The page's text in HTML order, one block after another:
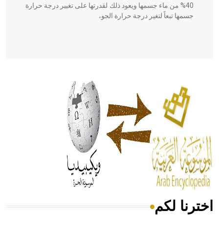
40% من ماء جسمها ويعود ذلك لقدرتها على تغيير درجة حرارة
جسمها تبعاً لتغير درجة حرارة الجو،
الحكم، الأدلة، تنظيم التغذية، ورسالته في جروح الرأس. ويعود
له الفضل بأنه حرر الطب من الدين والفلسفة.
- هل تعلم أن المرجان إفراز حيواني يتكون في البحر ويتركب
من مادة كربونات الكلسيوم، وهو أحمر أو شديد الحمرة وهو
أجود أنواعه، ويمتاز بكبر الحجم ويسمى الش
هل تعلم أن الأبسيد كلمة فرنسية اللفظ تم اعتمادها مصطلحاً
اخترنا لكم